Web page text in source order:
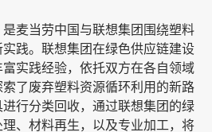
麦当劳中国与联想集团围绕塑料
践。联想集团在绿色供应链建设
实践经验，依托双方在各自领域
了废弃塑料资源循环利用的新路
行分类回收，通过联想集团的绿
、材料再生，以及专业加工，将